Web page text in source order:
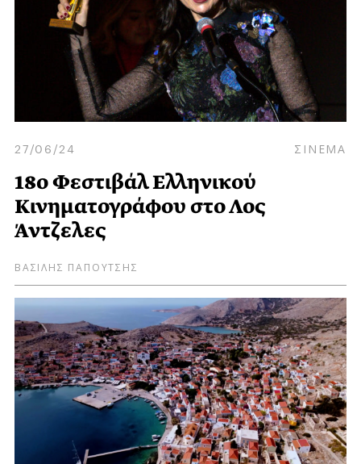
27/06/24 ΣΙΝΕΜΑ
18ο Φεστιβάλ Ελληνικού
Κινηματογράφου στο Λος
Άντζελες
ΒΑΣΙΛΗΣ ΠΑΠΟΥΤΣΗΣ